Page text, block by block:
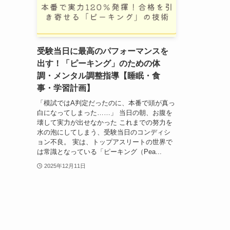
受験当日に最高のパフォーマンスを
出す！「ピーキング」のための体
調・メンタル調整指導【睡眠・食
事・学習計画】
「模試ではA判定だったのに、本番で頭が真っ
白になってしまった……」 当日の朝、お腹を
壊して実力が出せなかった これまでの努力を
水の泡にしてしまう、受験当日のコンディシ
ョン不良。 実は、トップアスリートの世界で
は常識となっている「ピーキング（Pea...
2025年12月11日